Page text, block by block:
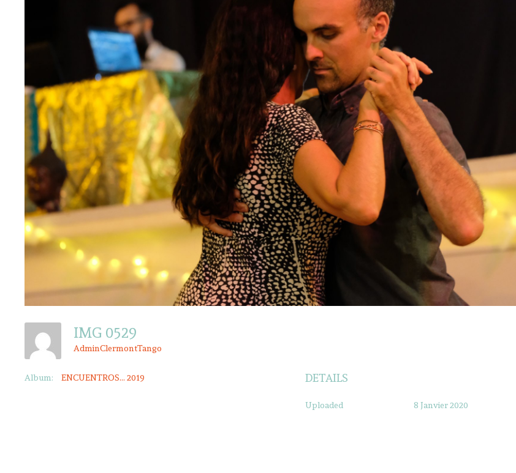
IMG 0529
AdminClermontTango
Album: ENCUENTROS... 2019 DETAILS
Uploaded 8 Janvier 2020